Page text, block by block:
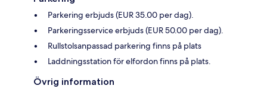
Parkering erbjuds (EUR 35.00 per dag).
Parkeringsservice erbjuds (EUR 50.00 per dag).
Rullstolsanpassad parkering finns på plats
Laddningsstation för elfordon finns på plats.
Övrig information